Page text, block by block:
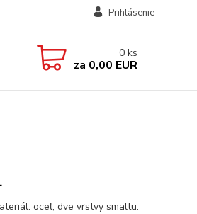
Prihlásenie
0 ks
za 0,00 EUR
oceľ, dve vrstvy smaltu.